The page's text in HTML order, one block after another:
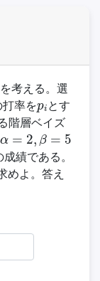
考える。選
打率を
pi
とす
階層ベイズ
α=2,β=5
績である。
めよ。答え